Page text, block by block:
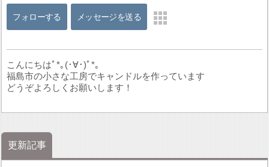
フォローする メッセージを送る
こんにちはﾟ*｡(･∀･)ﾟ*｡
福島市の小さな工房でキャンドルを作っています
どうぞよろしくお願いします！
更新記事